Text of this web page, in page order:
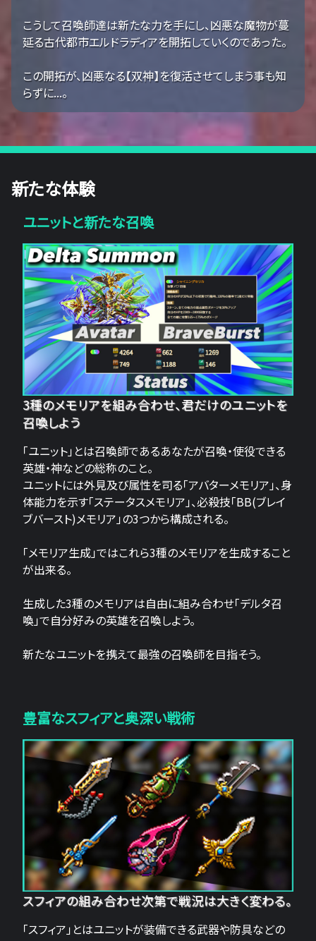
こうして召喚師達は新たな力を手にし、凶悪な魔物が蔓
延る古代都市エルドラディアを開拓していくのであった。
この開拓が、凶悪なる【双神】を復活させてしまう事も知
らずに...。
新たな体験
ユニットと新たな召喚
3種のメモリアを組み合わせ、君だけのユニットを
召喚しよう
「ユニット」とは召喚師であるあなたが召喚・使役できる
英雄・神などの総称のこと。
ユニットには外見及び属性を司る「アバターメモリア」、身
体能力を示す「ステータスメモリア」、必殺技「BB(ブレイ
ブバースト)メモリア」の3つから構成される。
「メモリア生成」ではこれら3種のメモリアを生成すること
が出来る。
生成した3種のメモリアは自由に組み合わせ「デルタ召
喚」で自分好みの英雄を召喚しよう。
新たなユニットを携えて最強の召喚師を目指そう。
豊富なスフィアと奥深い戦術
スフィアの組み合わせ次第で戦況は大きく変わる。
「スフィア」とはユニットが装備できる武器や防具などの